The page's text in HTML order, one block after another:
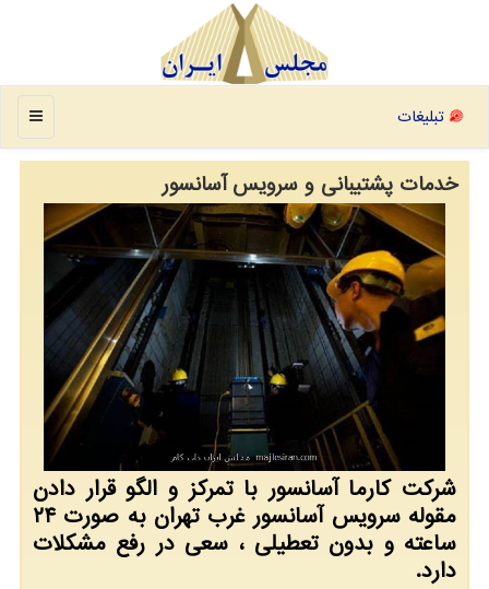
منو تبلیغات
خدمات پشتیبانی و سرویس آسانسور
شركت كارما آسانسور با تمركز و الگو قرار دادن
مقوله سرویس آسانسور غرب تهران به صورت ۲۴
ساعته و بدون تعطیلی ، سعی در رفع مشكلات
دارد.